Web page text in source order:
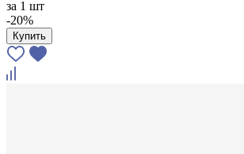
за 1 шт
-20%
Купить